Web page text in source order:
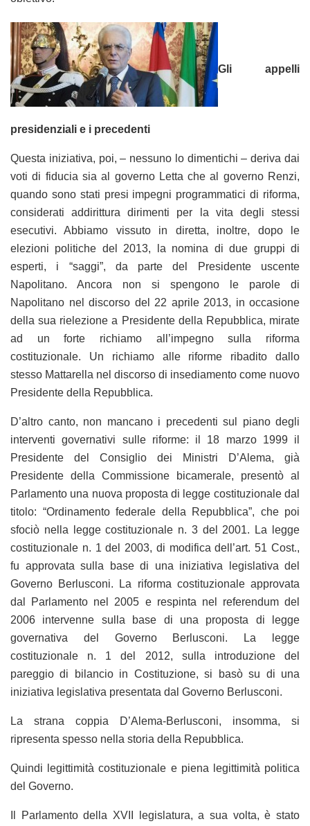
Gli appelli
presidenziali e i precedenti
Questa iniziativa, poi, – nessuno lo dimentichi – deriva dai
voti di fiducia sia al governo Letta che al governo Renzi,
quando sono stati presi impegni programmatici di riforma,
considerati addirittura dirimenti per la vita degli stessi
esecutivi. Abbiamo vissuto in diretta, inoltre, dopo le
elezioni politiche del 2013, la nomina di due gruppi di
esperti, i “saggi”, da parte del Presidente uscente
Napolitano. Ancora non si spengono le parole di
Napolitano nel discorso del 22 aprile 2013, in occasione
della sua rielezione a Presidente della Repubblica, mirate
ad un forte richiamo all’impegno sulla riforma
costituzionale. Un richiamo alle riforme ribadito dallo
stesso Mattarella nel discorso di insediamento come nuovo
Presidente della Repubblica.
D’altro canto, non mancano i precedenti sul piano degli
interventi governativi sulle riforme: il 18 marzo 1999 il
Presidente del Consiglio dei Ministri D’Alema, già
Presidente della Commissione bicamerale, presentò al
Parlamento una nuova proposta di legge costituzionale dal
titolo: “Ordinamento federale della Repubblica”, che poi
sfociò nella legge costituzionale n. 3 del 2001. La legge
costituzionale n. 1 del 2003, di modifica dell’art. 51 Cost.,
fu approvata sulla base di una iniziativa legislativa del
Governo Berlusconi. La riforma costituzionale approvata
dal Parlamento nel 2005 e respinta nel referendum del
2006 intervenne sulla base di una proposta di legge
governativa del Governo Berlusconi. La legge
costituzionale n. 1 del 2012, sulla introduzione del
pareggio di bilancio in Costituzione, si basò su di una
iniziativa legislativa presentata dal Governo Berlusconi.
La strana coppia D’Alema-Berlusconi, insomma, si
ripresenta spesso nella storia della Repubblica.
Quindi legittimità costituzionale e piena legittimità politica
del Governo.
Il Parlamento della XVII legislatura, a sua volta, è stato